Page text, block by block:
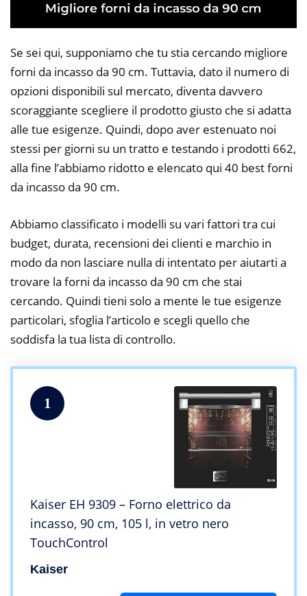
Se sei qui, supponiamo che tu stia cercando migliore
forni da incasso da 90 cm. Tuttavia, dato il numero di
opzioni disponibili sul mercato, diventa davvero
scoraggiante scegliere il prodotto giusto che si adatta
alle tue esigenze. Quindi, dopo aver estenuato noi
stessi per giorni su un tratto e testando i prodotti 662,
alla fine l’abbiamo ridotto e elencato qui 40 best forni
da incasso da 90 cm.
Abbiamo classificato i modelli su vari fattori tra cui
budget, durata, recensioni dei clienti e marchio in
modo da non lasciare nulla di intentato per aiutarti a
trovare la forni da incasso da 90 cm che stai
cercando. Quindi tieni solo a mente le tue esigenze
particolari, sfoglia l’articolo e scegli quello che
soddisfa la tua lista di controllo.
1
Kaiser EH 9309 – Forno elettrico da
incasso, 90 cm, 105 l, in vetro nero
TouchControl
Kaiser